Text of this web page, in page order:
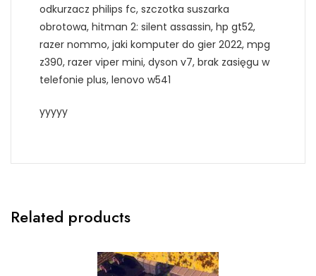
odkurzacz philips fc, szczotka suszarka
obrotowa, hitman 2: silent assassin, hp gt52,
razer nommo, jaki komputer do gier 2022, mpg
z390, razer viper mini, dyson v7, brak zasięgu w
telefonie plus, lenovo w541
yyyyy
Related products